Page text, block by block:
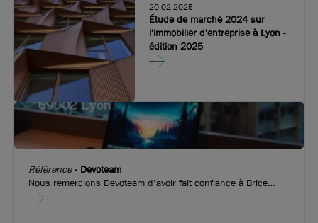
20.02.2025
Étude de marché 2024 sur
l'immobilier d'entreprise à Lyon -
édition 2025
Référence- Devoteam
Nous remercions Devoteam d’avoir fait confiance à Brice
Robert Arthur Loyd pour l’implantation de leurs nouveaux